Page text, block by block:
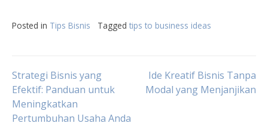
Posted in Tips Bisnis Tagged tips to business ideas
Post
navigation
Strategi Bisnis yang
Efektif: Panduan untuk
Meningkatkan
Pertumbuhan Usaha Anda
Ide Kreatif Bisnis Tanpa
Modal yang Menjanjikan